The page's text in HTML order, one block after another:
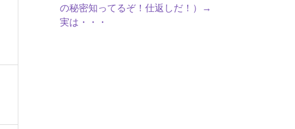
の秘密知ってるぞ！仕返しだ！）→
実は・・・